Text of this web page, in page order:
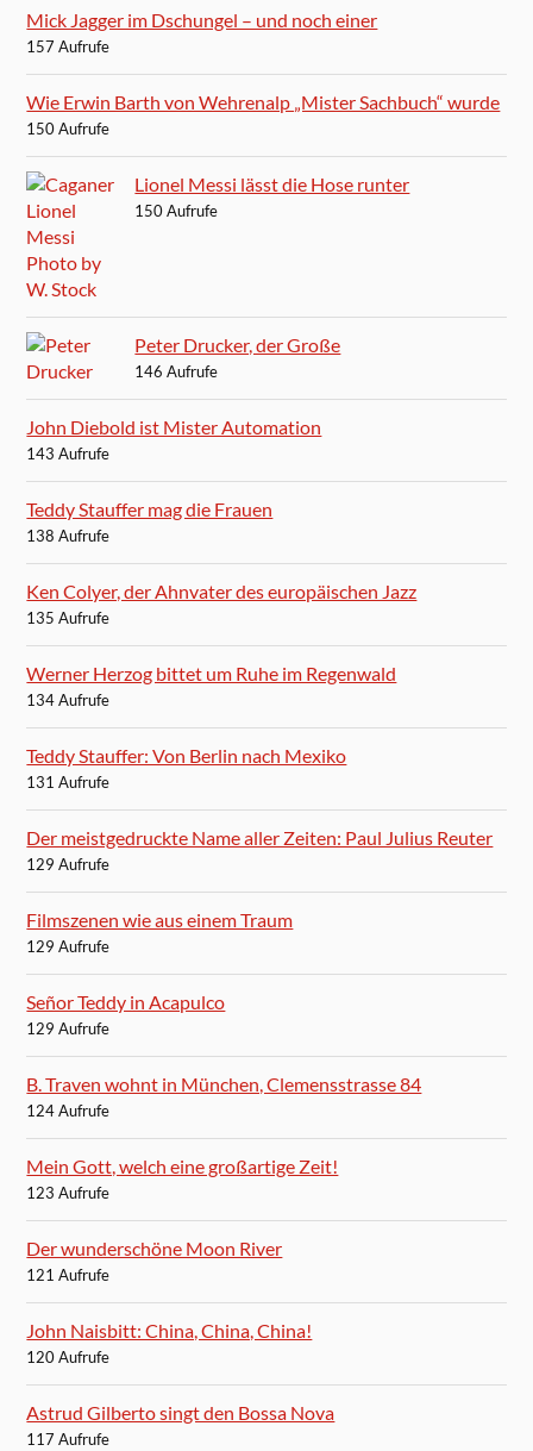
Mick Jagger im Dschungel – und noch einer
157 Aufrufe
Wie Erwin Barth von Wehrenalp „Mister Sachbuch“ wurde
150 Aufrufe
Lionel Messi lässt die Hose runter
150 Aufrufe
Peter Drucker, der Große
146 Aufrufe
John Diebold ist Mister Automation
143 Aufrufe
Teddy Stauffer mag die Frauen
138 Aufrufe
Ken Colyer, der Ahnvater des europäischen Jazz
135 Aufrufe
Werner Herzog bittet um Ruhe im Regenwald
134 Aufrufe
Teddy Stauffer: Von Berlin nach Mexiko
131 Aufrufe
Der meistgedruckte Name aller Zeiten: Paul Julius Reuter
129 Aufrufe
Filmszenen wie aus einem Traum
129 Aufrufe
Señor Teddy in Acapulco
129 Aufrufe
B. Traven wohnt in München, Clemensstrasse 84
124 Aufrufe
Mein Gott, welch eine großartige Zeit!
123 Aufrufe
Der wunderschöne Moon River
121 Aufrufe
John Naisbitt: China, China, China!
120 Aufrufe
Astrud Gilberto singt den Bossa Nova
117 Aufrufe